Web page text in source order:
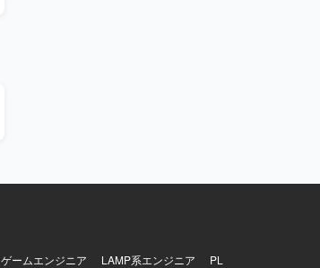
ゲームエンジニア LAMP系エンジニア
PL